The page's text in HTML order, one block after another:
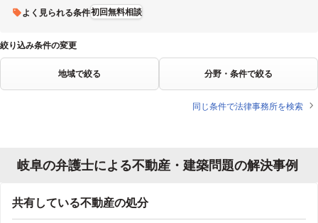
よく見られる条件初回無料相談
絞り込み条件の変更
地域で絞る 分野・条件で絞る
同じ条件で法律事務所を検索
岐阜の弁護士による不動産・建築問題の解決事例
共有している不動産の処分